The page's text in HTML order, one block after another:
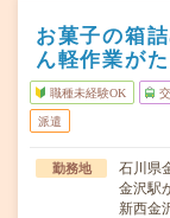
お菓子の箱
ん軽作業がた
職種未経験OK
派遣
勤務地
石川県
金沢駅
新西金